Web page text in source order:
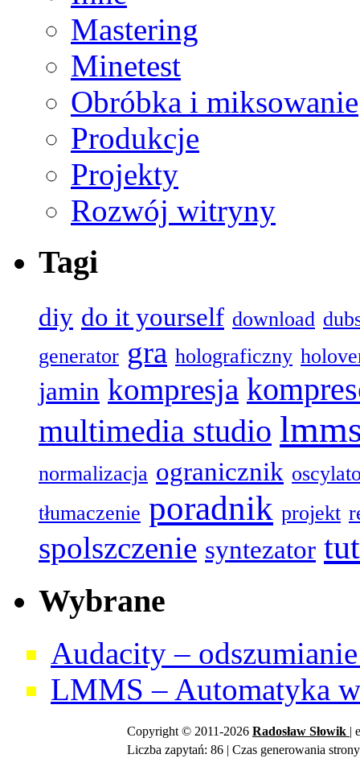
Mastering
Minetest
Obróbka i miksowanie
Produkcje
Projekty
Rozwój witryny
Tagi
diy do it yourself download
generator gra holograficzny
jamin kompresja
multimedia studio
normalizacja ogranicznik
tłumaczenie poradnik projekt
spolszczenie syntezator
Wybrane
Audacity –
LMMS – Automatyka
Copyright © 2011-2026 Radosław Słowik |
Liczba zapytań: 86 | Czas generowania